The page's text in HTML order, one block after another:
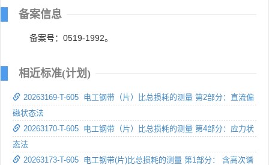
备案信息
备案号：0519-1992。
相近标准(计划)
20263169-T-605 电工钢带（片）比总损耗的测量 第2部分：直流偏
磁状态法
20263170-T-605 电工钢带（片）比总损耗的测量 第4部分：应力状
态法
20263173-T-605 电工钢带(片)比总损耗的测量 第1部分： 含高次谐